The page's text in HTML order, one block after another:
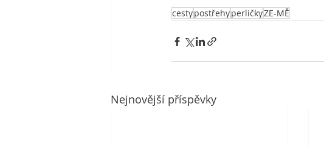
cestypostřehyperličkyZE-MĚ
Nejnovější příspěvky